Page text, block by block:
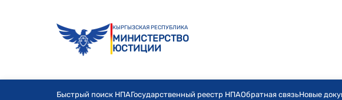
КЫРГЫЗСКАЯ РЕСПУБЛИКА
МИНИСТЕРСТВО
ЮСТИЦИИ
Быстрый поиск НПАГосударственный реестр НПАОбратная связьНовые